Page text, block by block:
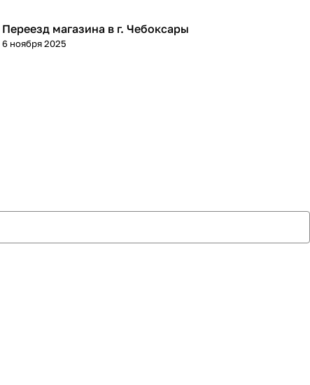
Переезд магазина в г. Чебоксары
6 ноября 2025